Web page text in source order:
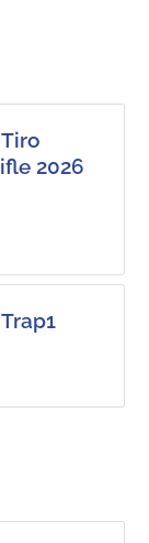
2026